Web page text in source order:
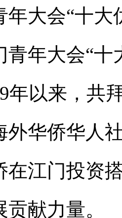
年大会“十大
青年大会“十
年以来，共
外华侨华人
在江门投资
贡献力量。